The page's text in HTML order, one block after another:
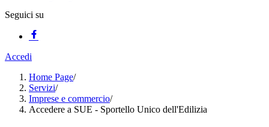
Seguici su
Accedi
Home Page/
Servizi/
Imprese e commercio/
Accedere a SUE - Sportello Unico dell'Edilizia